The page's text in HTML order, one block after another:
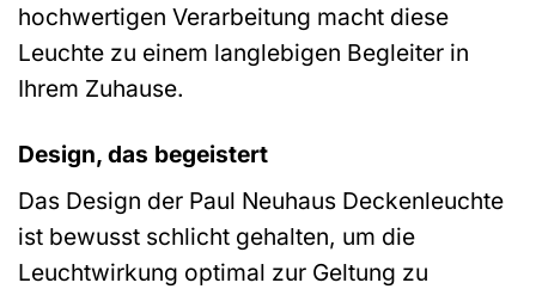
hochwertigen Verarbeitung macht diese
Leuchte zu einem langlebigen Begleiter in
Ihrem Zuhause.
Design, das begeistert
Das Design der Paul Neuhaus Deckenleuchte
ist bewusst schlicht gehalten, um die
Leuchtwirkung optimal zur Geltung zu